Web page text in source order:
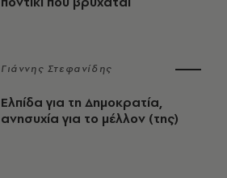
Γιάννης Στεφανίδης
Ελπίδα για τη Δημοκρατία,
ανησυχία για το μέλλον (της)